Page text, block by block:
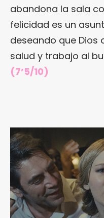
abandona la sala
felicidad es un
deseando que Dios
salud y trabajo al
(7’5/10)
¿Te gusta
Pues, ahora
puede
continúa en